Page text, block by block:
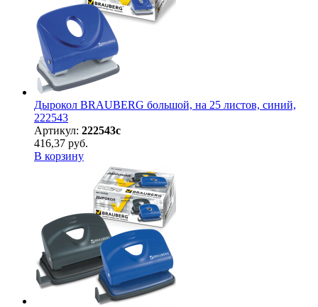
Дырокол BRAUBERG большой, на 25 листов, синий,
222543
Артикул: 222543с
416,37 руб.
В корзину